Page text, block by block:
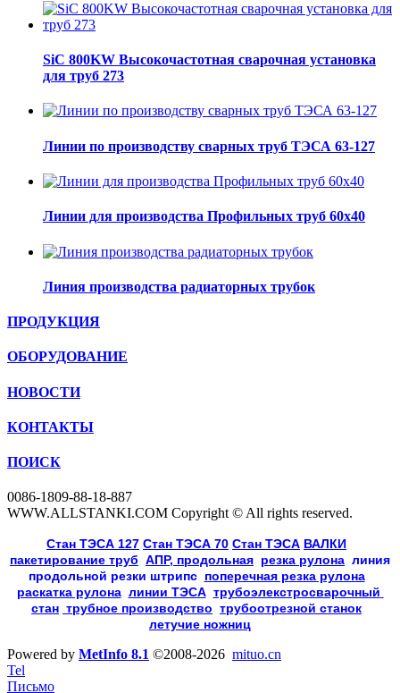
SiC 800KW Высокочастотная сварочная установка
для труб 273
Линии по производству сварных труб ТЭСА 63-127
Линии для производства Профильных труб 60х40
Линия производства радиаторных трубок
ПРОДУКЦИЯ
ОБОРУДОВАНИЕ
НОВОСТИ
КОНТАКТЫ
ПОИСК
0086-1809-88-18-887
WWW.ALLSTANKI.COM Copyright © All rights reserved.
Cтан ТЭСА 127 Cтан ТЭСА 70 Cтан ТЭСА ВАЛКИ
пакетирование труб АПР, продольная резка рулона линия
продольной резки штрипс, поперечная резка рулона
раскатка рулона, линии ТЭСА, трубоэлекстросварочный
стан трубное производство трубоотрезной станок
летучие ножниц
Powered by MetInfo 8.1 ©2008-2026 mituo.cn
Tel
Письмо